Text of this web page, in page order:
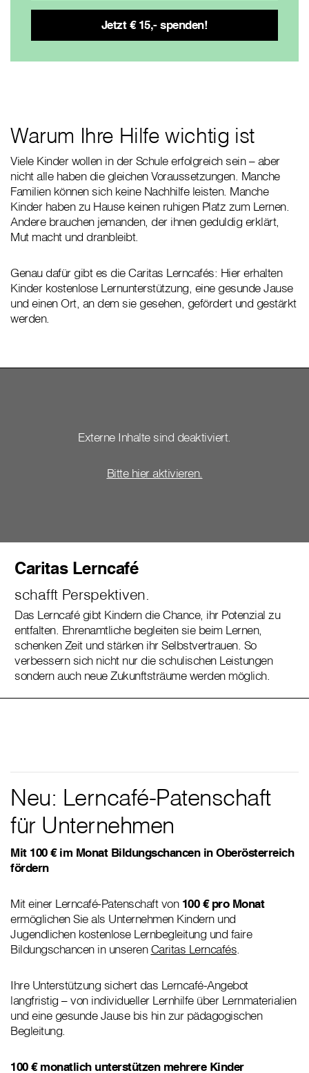
Warum Ihre Hilfe wichtig ist
Viele Kinder wollen in der Schule erfolgreich sein – aber
nicht alle haben die gleichen Voraussetzungen. Manche
Familien können sich keine Nachhilfe leisten. Manche
Kinder haben zu Hause keinen ruhigen Platz zum Lernen.
Andere brauchen jemanden, der ihnen geduldig erklärt,
Mut macht und dranbleibt.
Genau dafür gibt es die Caritas Lerncafés: Hier erhalten
Kinder kostenlose Lernunterstützung, eine gesunde Jause
und einen Ort, an dem sie gesehen, gefördert und gestärkt
werden.
Externe Inhalte sind deaktiviert.
Bitte hier aktivieren.
Caritas Lerncafé
schafft Perspektiven.
Das Lerncafé gibt Kindern die Chance, ihr Potenzial zu
entfalten. Ehrenamtliche begleiten sie beim Lernen,
schenken Zeit und stärken ihr Selbstvertrauen. So
verbessern sich nicht nur die schulischen Leistungen
sondern auch neue Zukunftsträume werden möglich.
Neu: Lerncafé-Patenschaft
für Unternehmen
Mit 100 € im Monat Bildungschancen in Oberösterreich
fördern
Mit einer Lerncafé-Patenschaft von 100 € pro Monat
ermöglichen Sie als Unternehmen Kindern und
Jugendlichen kostenlose Lernbegleitung und faire
Bildungschancen in unserenCaritas Lerncafés
Ihre Unterstützung sichert das Lerncafé-Angebot
langfristig – von individueller Lernhilfe über Lernmaterialien
und eine gesunde Jause bis hin zur pädagogischen
Begleitung.
100 € monatlich unterstützen mehrere Kinder